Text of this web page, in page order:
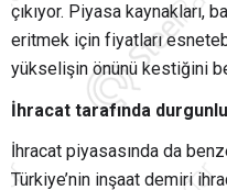
çıkıyor. Piyasa kaynakları,
eritmek için fiyatları
yükselişin önünü kestiğini
İhracat tarafında
İhracat piyasasında da
Türkiye’nin inşaat demiri